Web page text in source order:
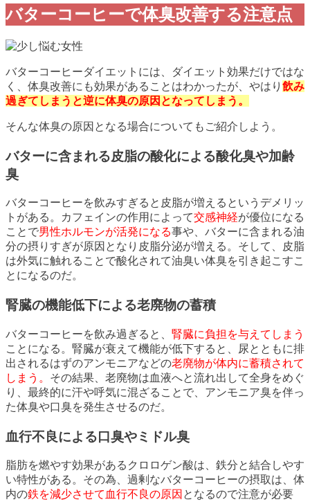
バターコーヒーで体臭改善する注意点
バターコーヒーダイエットには、ダイエット効果だけではな
く、体臭改善にも効果があることはわかったが、やはり 飲み
過ぎてしまうと逆に体臭の原因となってしまう。
そんな体臭の原因となる場合についてもご紹介しよう。
バターに含まれる皮脂の酸化による酸化臭や加齢
臭
バターコーヒーを飲みすぎると皮脂が増えるというデメリッ
トがある。カフェインの作用によって交感神経が優位になる
ことで男性ホルモンが活発になる事や、バターに含まれる油
分の摂りすぎが原因となり皮脂分泌が増える。そして、皮脂
は外気に触れることで酸化されて油臭い体臭を引き起こすこ
とになるのだ。
腎臓の機能低下による老廃物の蓄積
バターコーヒーを飲み過ぎると、 腎臓に負担を与えてしまう
ことになる。腎臓が衰えて機能が低下すると、尿とともに排
出されるはずのアンモニアなどの老廃物が体内に蓄積されて
しまう。 その結果、老廃物は血液へと流れ出して全身をめぐ
り、最終的に汗や呼気に混ざることで、アンモニア臭を伴っ
た体臭や口臭を発生させるのだ。
血行不良による口臭やミドル臭
脂肪を燃やす効果があるクロロゲン酸は、鉄分と結合しやす
い特性がある。その為、過剰なバターコーヒーの摂取は、体
内の鉄を減少させて血行不良の原因 となるので注意が必要